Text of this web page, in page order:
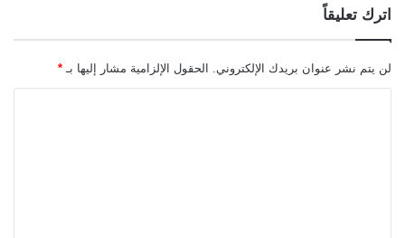
اترك تعليقاً
لن يتم نشر عنوان بريدك الإلكتروني. الحقول الإلزامية مشار إليها بـ *